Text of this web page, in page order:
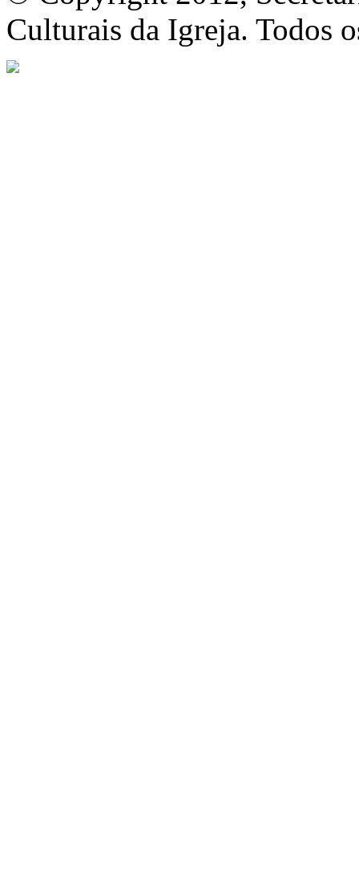
Culturais da Igreja. Todos